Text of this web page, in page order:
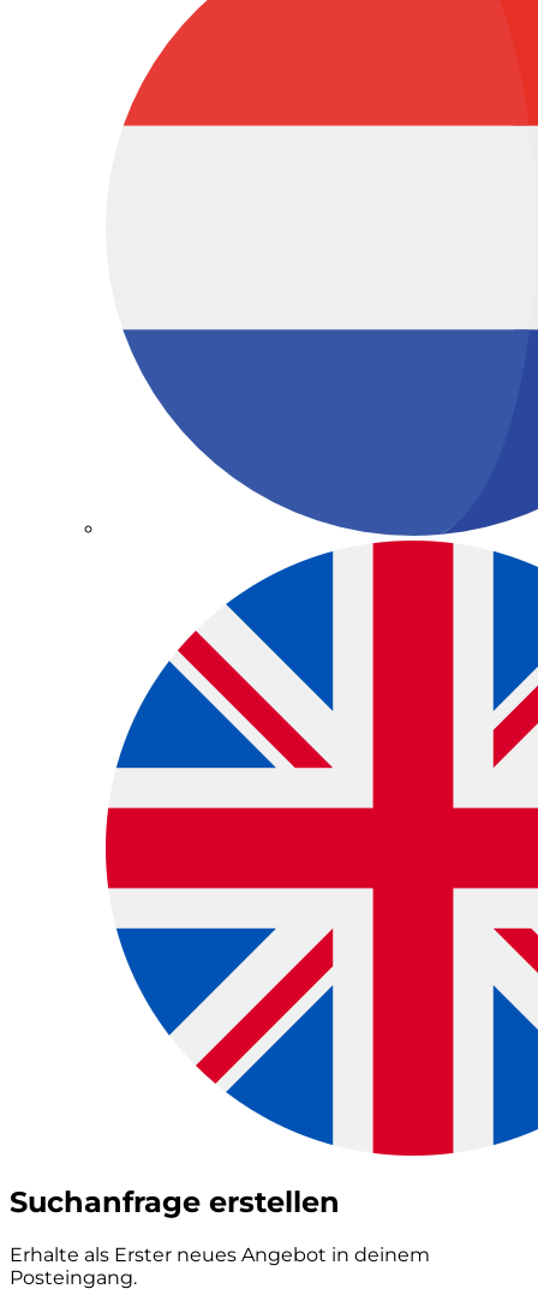
Suchanfrage erstellen
Erhalte als Erster neues Angebot in deinem
Posteingang.